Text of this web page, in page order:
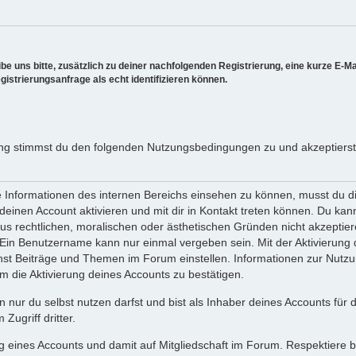
uns bitte, zusätzlich zu deiner nachfolgenden Registrierung, eine kurze E-
als echt identifizieren können.
stimmst du den folgenden Nutzungsbedingungen zu und
des internen Bereichs einsehen zu können, musst du
Account aktivieren und mit dir in Kontakt treten können. Du
rechtlichen, moralischen oder ästhetischen Gründen nicht
Benutzername kann nur einmal vergeben sein. Mit der
Beiträge und Themen im Forum einstellen. Informationen zur
die Aktivierung deines Accounts zu bestätigen.
du selbst nutzen darfst und bist als Inhaber deines Accounts für
Zugriff dritter.
Accounts und damit auf Mitgliedschaft im Forum. Respektiere